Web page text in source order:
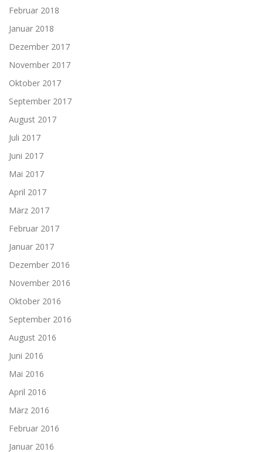
Februar 2018
Januar 2018
Dezember 2017
November 2017
Oktober 2017
September 2017
August 2017
Juli 2017
Juni 2017
Mai 2017
April 2017
März 2017
Februar 2017
Januar 2017
Dezember 2016
November 2016
Oktober 2016
September 2016
August 2016
Juni 2016
Mai 2016
April 2016
März 2016
Februar 2016
Januar 2016